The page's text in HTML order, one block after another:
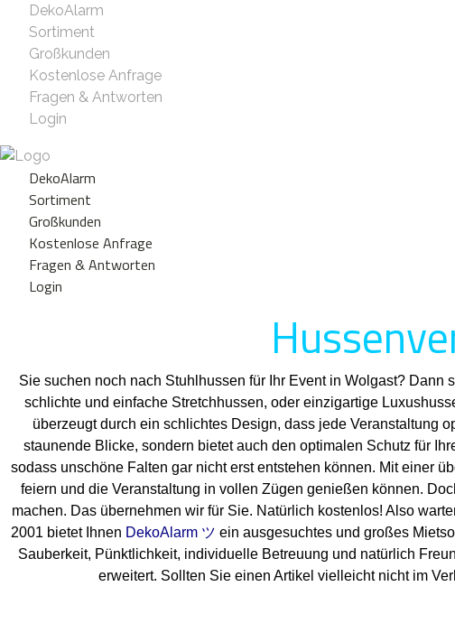
DekoAlarm
Sortiment
Großkunden
Kostenlose Anfrage
Fragen & Antworten
Login
DekoAlarm
Sortiment
Großkunden
Kostenlose Anfrage
Fragen & Antworten
Login
Sie suchen noch nach Stuhlhussen für Ihr Event in Wolgast? Dann
schlichte und einfache Stretchhussen, oder einzigartige
überzeugt durch ein schlichtes Design, dass jede Veranstaltung
staunende Blicke, sondern bietet auch den optimalen Schutz für
sodass unschöne Falten gar nicht erst entstehen können. Mit einer
feiern und die Veranstaltung in vollen Zügen genießen können.
machen. Das übernehmen wir für Sie. Natürlich kostenlos! Also
2001 bietet Ihnen DekoAlarm ツ ein ausgesuchtes und großes
Sauberkeit, Pünktlichkeit, individuelle Betreuung und natürlich
erweitert. Sollten Sie einen Artikel vielleicht nicht im